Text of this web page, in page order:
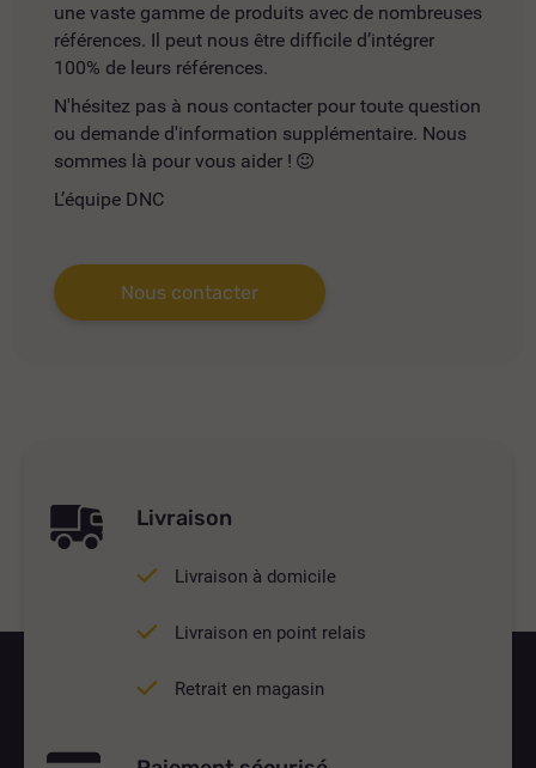
une vaste gamme de produits avec de nombreuses
références. Il peut nous être difficile d’intégrer
100% de leurs références.
N'hésitez pas à nous contacter pour toute question
ou demande d'information supplémentaire. Nous
sommes là pour vous aider !
L’équipe DNC
Nous contacter
Livraison
Livraison à domicile
Livraison en point relais
Retrait en magasin